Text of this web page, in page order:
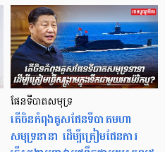
ផែនទីបាតសមុទ្រ
តើចិនកំពុងគូសផែនទីបាតមហា
សមុទ្រនានា ដើម្បីត្រៀមផែនការ